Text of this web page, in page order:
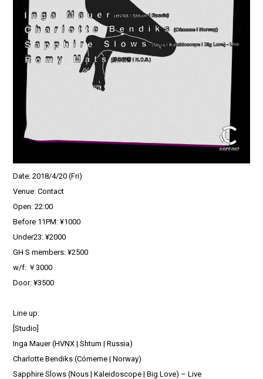
Date: 2018/4/20 (Fri)
Venue: Contact
Open: 22:00
Before 11PM: ¥1000
Under23: ¥2000
GH S members: ¥2500
w/f: ￥3000
Door: ¥3500
Line up:
[Studio]
Inga Mauer (HVNX | Shtum | Russia)
Charlotte Bendiks (Cómeme | Norway)
Sapphire Slows (Nous | Kaleidoscope | Big Love) – Live